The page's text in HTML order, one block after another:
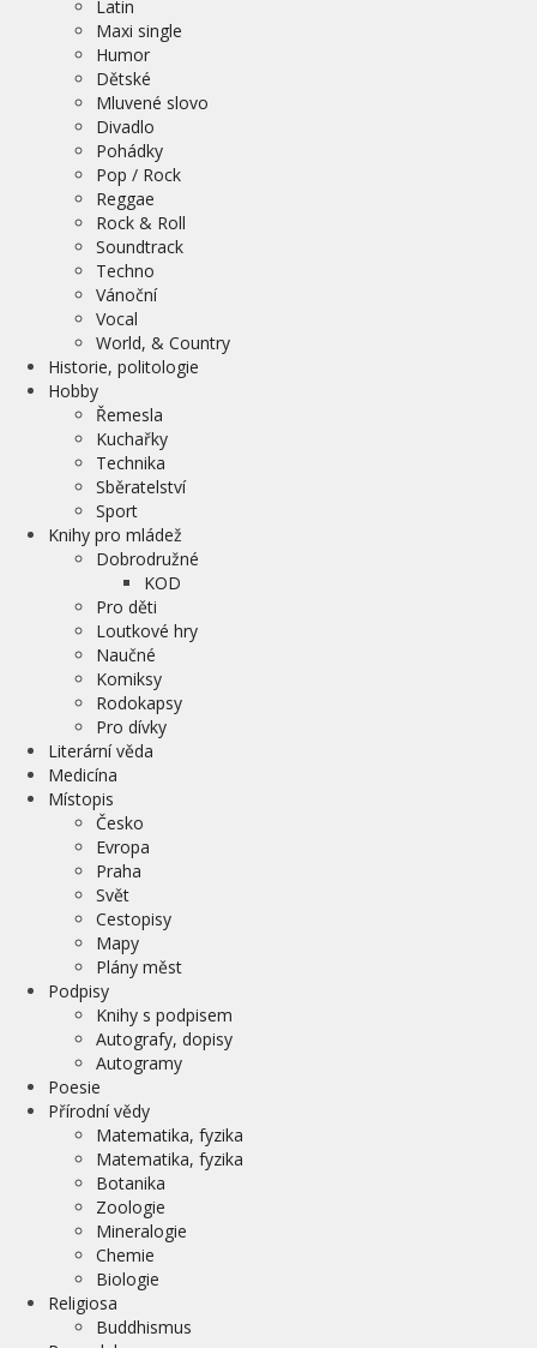
Latin
Maxi single
Humor
Dětské
Mluvené slovo
Divadlo
Pohádky
Pop / Rock
Reggae
Rock & Roll
Soundtrack
Techno
Vánoční
Vocal
World, & Country
Historie, politologie
Hobby
Řemesla
Kuchařky
Technika
Sběratelství
Sport
Knihy pro mládež
Dobrodružné
KOD
Pro děti
Loutkové hry
Naučné
Komiksy
Rodokapsy
Pro dívky
Literární věda
Medicína
Místopis
Česko
Evropa
Praha
Svět
Cestopisy
Mapy
Plány měst
Podpisy
Knihy s podpisem
Autografy, dopisy
Autogramy
Poesie
Přírodní vědy
Matematika, fyzika
Matematika, fyzika
Botanika
Zoologie
Mineralogie
Chemie
Biologie
Religiosa
Buddhismus